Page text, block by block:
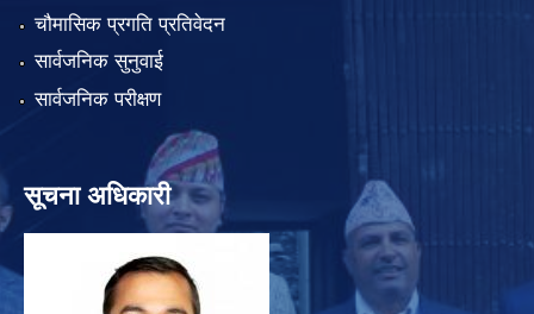
चौमासिक प्रगति प्रतिवेदन
सार्वजनिक सुनुवाई
सार्वजनिक परीक्षण
सूचना अधिकारी